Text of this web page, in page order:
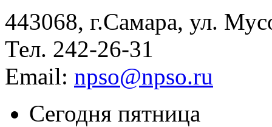
443068, г.Самара, ул.
Тел. 242-26-31
Email: npso@npso.ru
Сегодня пятница